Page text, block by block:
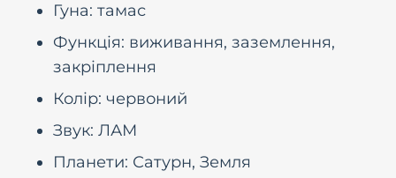
Гуна: тамас
Функція: виживання, заземлення,
закріплення
Колір: червоний
Звук: ЛАМ
Планети: Сатурн, Земля